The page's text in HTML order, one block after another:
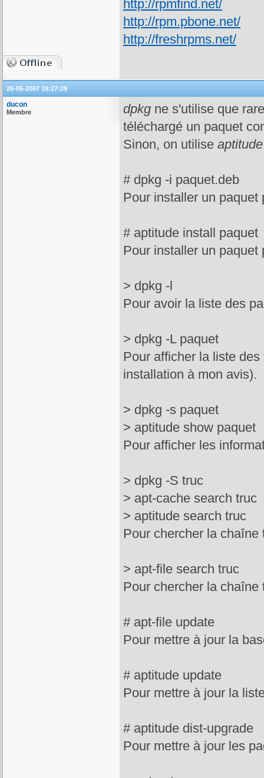
http://rpmfind.net/
http://rpm.pbone.net/
http://freshrpms.net/
26-05-2007 19:27:29
ducon
Membre dpkg ne s'utilise que
téléchargé un paquet
Sinon, on utilise aptitude
# dpkg -i paquet.deb
Pour installer un paquet
# aptitude install paquet
Pour installer un paquet
> dpkg -l
Pour avoir la liste des
> dpkg -L paquet
Pour afficher la liste
installation à mon avis).
> dpkg -s paquet
> aptitude show paquet
Pour afficher les
> dpkg -S truc
> apt-cache search truc
> aptitude search truc
Pour chercher la
> apt-file search truc
Pour chercher la
# apt-file update
Pour mettre à jour la
# aptitude update
Pour mettre à jour la
# aptitude dist-upgrade
Pour mettre à jour les